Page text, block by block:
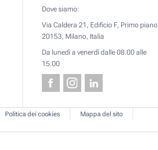
Dove siamo:
Via Caldera 21, Edificio F, Primo piano
20153, Milano, Italia
Da lunedì a venerdì dalle 08.00 alle
15.00
Politica dei cookies
Mappa del sito